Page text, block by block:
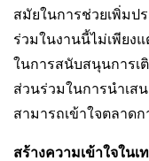
สมัยในการช่วยเพิ่มป
ร่วมในงานนี้ไม่เพียง
ในการสนับสนุนการเ
ส่วนร่วมในการนำเส
สามารถเข้าใจตลาด
สร้างความเข้าใจใน